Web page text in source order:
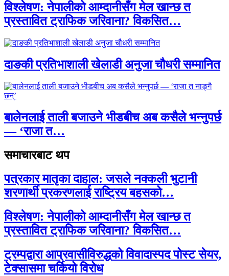
विश्लेषण: नेपालीको आम्दानीसँग मेल खान्छ त
प्रस्तावित ट्राफिक जरिवाना? विकसित…
दाङकी प्रतिभाशाली खेलाडी अनुजा चौधरी सम्मानित
बालेनलाई ताली बजाउने भीडबीच अब कसैले भन्नुपर्छ
— ‘राजा त…
समाचारबाट थप
पत्रकार मातृका दाहाल: जसले नक्कली भुटानी
शरणार्थी प्रकरणलाई राष्ट्रिय बहसको…
विश्लेषण: नेपालीको आम्दानीसँग मेल खान्छ त
प्रस्तावित ट्राफिक जरिवाना? विकसित…
ट्रम्पद्वारा आप्रवासीविरुद्धको विवादास्पद पोस्ट सेयर,
टेक्सासमा चर्कियो विरोध